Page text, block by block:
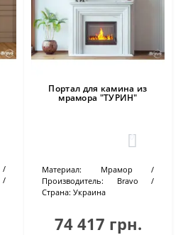
Портал для камина из
мрамора "ТУРИН"
0
Материал:
Мрамор
Производитель:
Bravo
Страна: Украина
74 417 грн.